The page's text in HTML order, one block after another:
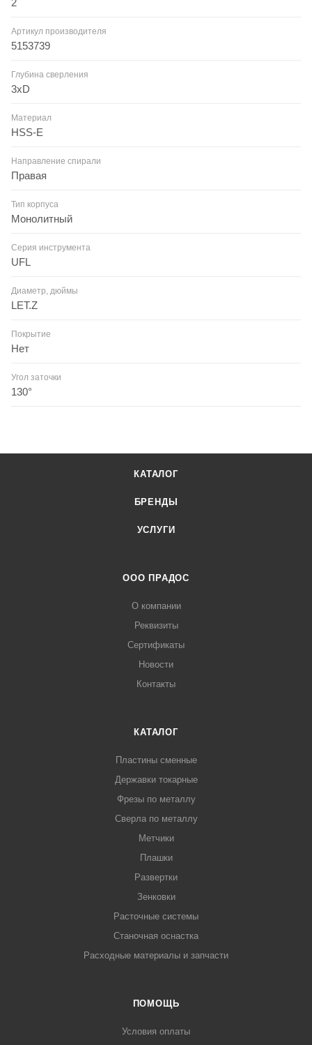
2
Артикул производителя
5153739
Глубина сверления
3xD
Материал
HSS-E
Направление спирали
Правая
Тип корпуса
Монолитный
Серия инструмента
UFL
Диаметр, дюймы
LET.Z
Покрытие
Нет
Угол заточки
130°
КАТАЛОГ
БРЕНДЫ
УСЛУГИ
ООО ПРАДОС
О компании
Реквизиты
Сертификаты
Новости
Контакты
КАТАЛОГ
Пластины сменные
Державки токарные
Фрезы по металлу
Сверла по металлу
Метчики
Плашки
Развертки
Зенковки
Расточные системы
Станочная оснастка
Расходные материалы и запчасти
ПОМОЩЬ
Условия оплаты